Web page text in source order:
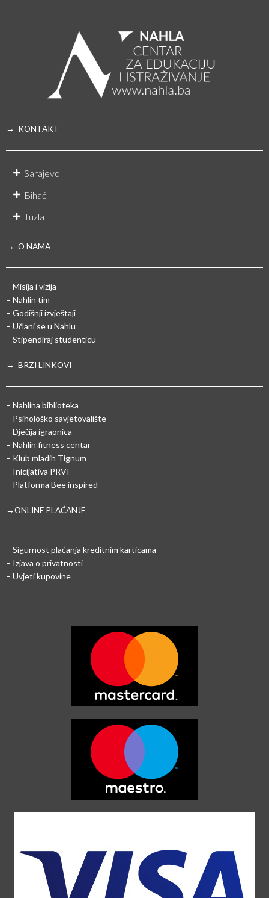
→ KONTAKT
Sarajevo
Bihać
Tuzla
→ O NAMA
– Misija i vizija
– Nahlin tim
– Godišnji izvještaji
– Učlani se u Nahlu
– Stipendiraj studenticu
→ BRZI LINKOVI
– Nahlina biblioteka
– Psihološko savjetovalište
– Dječija igraonica
– Nahlin fitness centar
– Klub mladih Tignum
– Inicijativa PRVI
– Platforma Bee inspired
→ONLINE PLAĆANJE
– Sigurnost plaćanja kreditnim karticama
– Izjava o privatnosti
– Uvjeti kupovine